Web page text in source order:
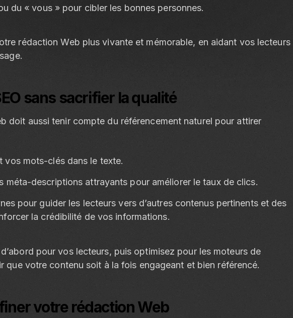
du « vous » pour cibler les bonnes personnes.
rédaction Web plus vivante et mémorable, en aidant vos lecteurs
sans sacrifier la qualité
doit aussi tenir compte du référencement naturel pour attirer
vos mots-clés dans le texte.
méta-descriptions attrayants pour améliorer le taux de clics.
pour guider les lecteurs vers d’autres contenus pertinents et des
la crédibilité de vos informations.
pour vos lecteurs, puis optimisez pour les moteurs de
que votre contenu soit à la fois engageant et bien référencé.
votre rédaction Web